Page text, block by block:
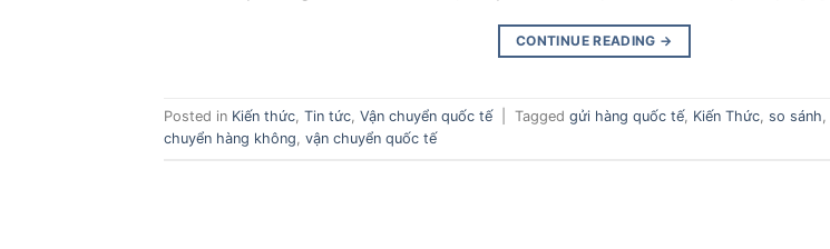
CONTINUE READING →
Posted in Kiến thức, Tin tức, Vận chuyển quốc tế Tagged gửi hàng quốc tế, Kiến Thức, so sánh,
chuyển hàng không, vận chuyển quốc tế